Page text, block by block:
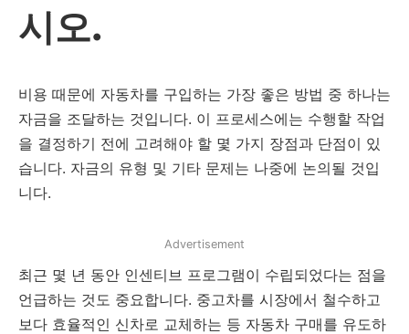
시오.
비용 때문에 자동차를 구입하는 가장 좋은 방법 중 하나는
자금을 조달하는 것입니다. 이 프로세스에는 수행할 작업
을 결정하기 전에 고려해야 할 몇 가지 장점과 단점이 있
습니다. 자금의 유형 및 기타 문제는 나중에 논의될 것입
니다.
Advertisement
최근 몇 년 동안 인센티브 프로그램이 수립되었다는 점을
언급하는 것도 중요합니다. 중고차를 시장에서 철수하고
보다 효율적인 신차로 교체하는 등 자동차 구매를 유도하